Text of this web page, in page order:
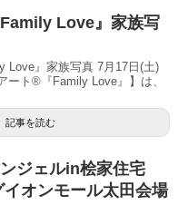
Love』家族写
Love』家族写真 7月17日(土)
ート®︎『Family Love』】は、
記事を読む
ジェルin桧家住宅
オンモール太田会場